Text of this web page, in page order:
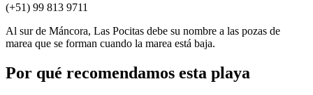
(+51) 99 813 9711
Al sur de Máncora, Las Pocitas debe su nombre a las pozas de
marea que se forman cuando la marea está baja.
Por qué recomendamos esta playa